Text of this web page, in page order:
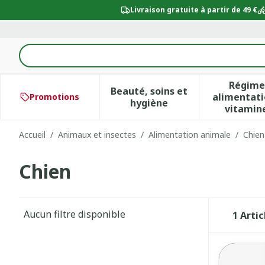
Livraison gratuite à partir de 49 €
Rechercher
Promotions
Beauté, soins et
hygièneAfficher le sous-menu
Accueil / Animaux et insectes / Alimentation animale / Chien
Chien
Aucun filtre disponible 1